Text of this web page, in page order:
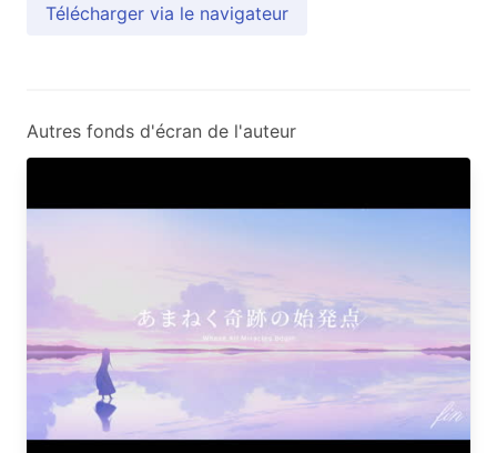
Télécharger via le navigateur
Autres fonds d'écran de l'auteur